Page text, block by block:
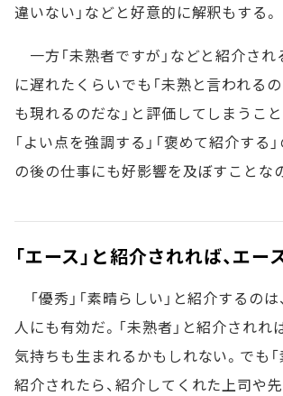
違いない」などと好意的に解釈もする。
一方「未熟者ですが」などと紹介され
に遅れたくらいでも「未熟と言われる
も現れるのだな」と評価してしまうこ
「よい点を強調する」「褒めて紹介する
の後の仕事にも好影響を及ぼすことな
「エース」と紹介されれば、エー
「優秀」「素晴らしい」と紹介するの
人にも有効だ。「未熟者」と紹介されれ
気持ちも生まれるかもしれない。でも「
紹介されたら、紹介してくれた上司や